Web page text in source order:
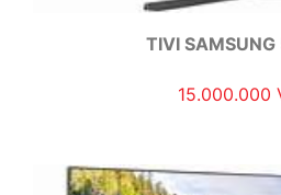
TIVI
15.000.000